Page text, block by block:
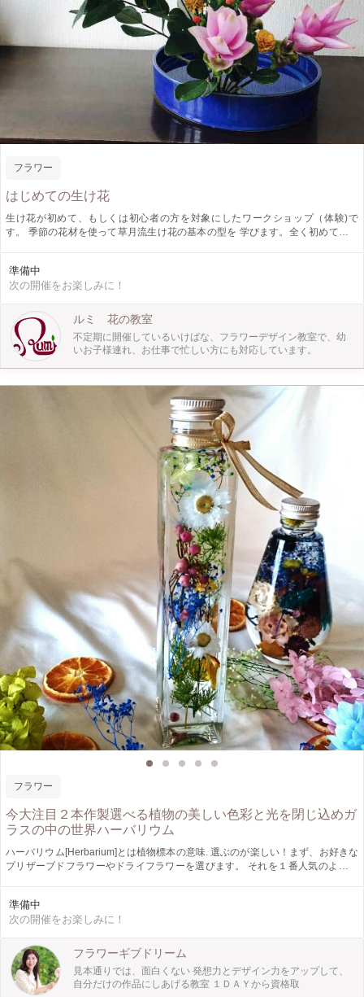
フラワー
はじめての生け花
生け花が初めて、もしくは初心者の方を対象にしたワークショップ（体験)で
す。 季節の花材を使って草月流生け花の基本の型を 学びます。全く初めての方
準備中
次の開催をお楽しみに！
ルミ 花の教室
不定期に開催しているいけばな、フラワーデザイン教室で、幼
いお子様連れ、お仕事で忙しい方にも対応しています。
フラワー
今大注目２本作製選べる植物の美しい色彩と光を閉じ込めガ
ラスの中の世界ハーバリウム
ハーバリウム[Herbarium]とは植物標本の意味. 選ぶのが楽しい！まず、お好きな
プリザーブドフラワーやドライフラワーを選びます。 それを１番人気のよく光
ただける新感覚のインテリア雑貨です ２本作製でお得なお値段！１本はプレゼ
ントにしても 特に多種多様なプリザのアジサイ（ブルー、グリーン、ピンク、
ー、ローゼンセ、ミリオクダラス、オレンジなどをご用意いたします。 アジサ
イはオイルに浸す事で透明感が増し、葉脈が✨キラキラします。 オレンジは清涼
感と可愛らしさがアップ致します。 なんと～みずみずしさをお手入れ不要で、
１年以上保ちます 使用するオイルは引火点が290℃のものを採用しているため、
準備中
次の開催をお楽しみに！
フラワーギブドリーム
見本通りでは、面白くない 発想力とデザイン力をアップして、
自分だけの作品にしあげる教室 １ＤＡＹから資格取